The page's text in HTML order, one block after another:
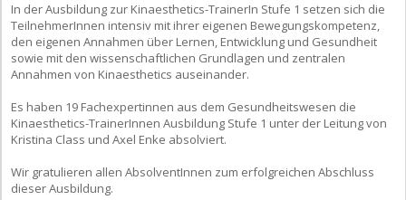
In der Ausbildung zur Kinaesthetics-TrainerIn Stufe 1 setzen sich die
TeilnehmerInnen intensiv mit ihrer eigenen Bewegungskompetenz,
den eigenen Annahmen über Lernen, Entwicklung und Gesundheit
sowie mit den wissenschaftlichen Grundlagen und zentralen
Annahmen von Kinaesthetics auseinander.
Es haben 19 Fachexpertinnen aus dem Gesundheitswesen die
Kinaesthetics-TrainerInnen Ausbildung Stufe 1 unter der Leitung von
Kristina Class und Axel Enke absolviert.
Wir gratulieren allen AbsolventInnen zum erfolgreichen Abschluss
dieser Ausbildung.